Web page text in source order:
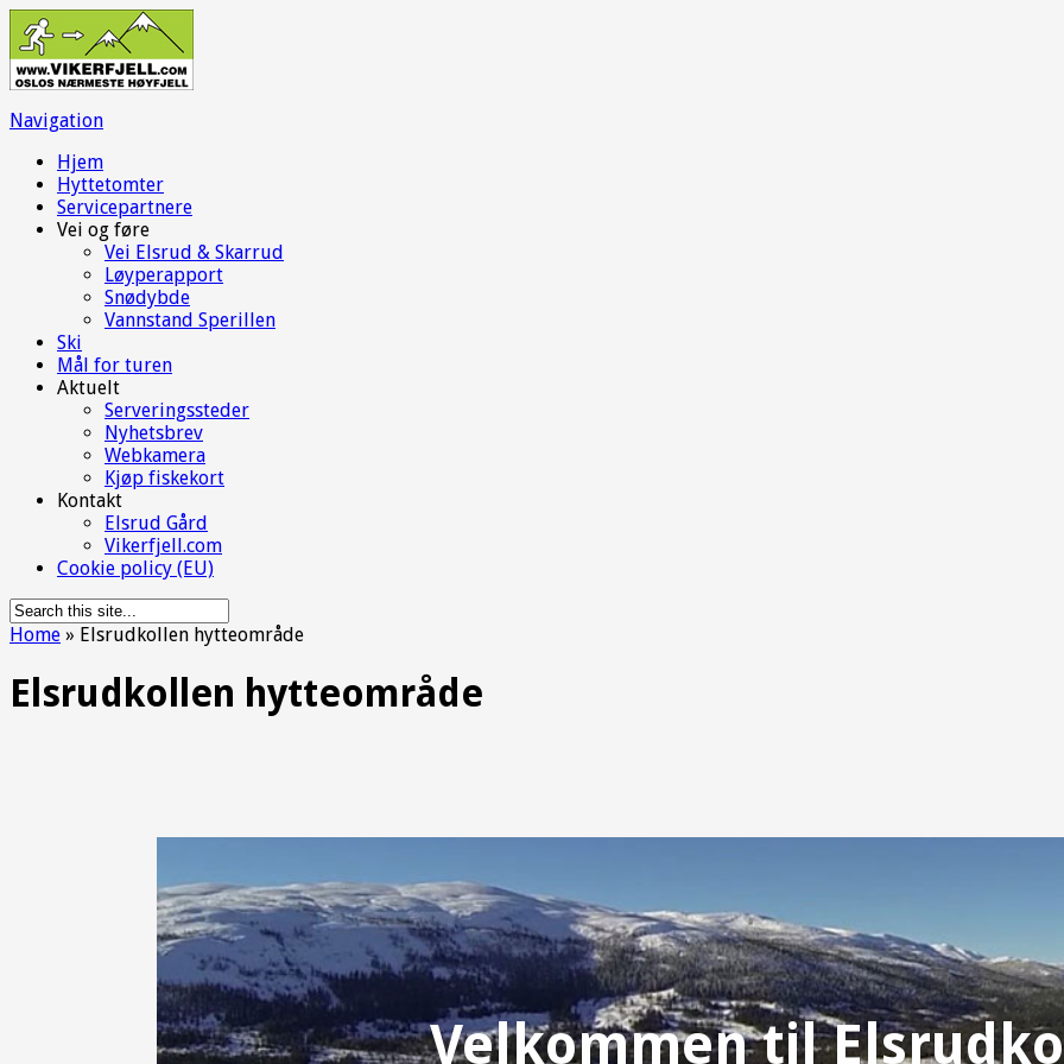
Navigation
Hjem
Hyttetomter
Servicepartnere
Vei og føre
Vei Elsrud & Skarrud
Løyperapport
Snødybde
Vannstand Sperillen
Ski
Mål for turen
Aktuelt
Serveringssteder
Nyhetsbrev
Webkamera
Kjøp fiskekort
Kontakt
Elsrud Gård
Vikerfjell.com
Cookie policy (EU)
Home » Elsrudkollen hytteområde
Elsrudkollen hytteområde
Velkommen til